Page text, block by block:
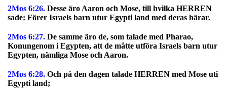
2Mos 6:26. Desse äro Aaron och Mose, till hvilka HERREN
sade: Förer Israels barn utur Egypti land med deras härar.
2Mos 6:27. De samme äro de, som talade med Pharao,
Konungenom i Egypten, att de måtte utföra Israels barn utur
Egypten, nämliga Mose och Aaron.
2Mos 6:28. Och på den dagen talade HERREN med Mose uti
Egypti land;